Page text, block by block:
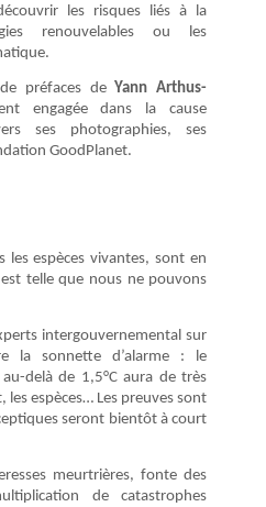
les risques liés à la
renouvelables ou les
préfaces de Yann Arthus-
engagée dans la cause
ses photographies, ses
GoodPlanet.
espèces vivantes, sont en
est telle que nous ne pouvons
intergouvernemental sur
la sonnette d’alarme : le
delà de 1,5°C aura de très
les espèces… Les preuves sont
seront bientôt à court
meurtrières, fonte des
de catastrophes